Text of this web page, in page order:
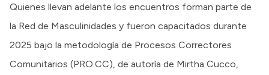
Quienes llevan adelante los encuentros forman parte de
la Red de Masculinidades y fueron capacitados durante
2025 bajo la metodología de Procesos Correctores
Comunitarios (PRO.CC), de autoría de Mirtha Cucco,